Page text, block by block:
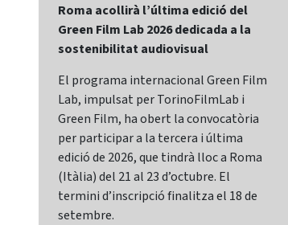
Roma acollirà l’última edició del
Green Film Lab 2026 dedicada a la
sostenibilitat audiovisual
El programa internacional Green Film
Lab, impulsat per TorinoFilmLab i
Green Film, ha obert la convocatòria
per participar a la tercera i última
edició de 2026, que tindrà lloc a Roma
(Itàlia) del 21 al 23 d’octubre. El
termini d’inscripció finalitza el 18 de
setembre.